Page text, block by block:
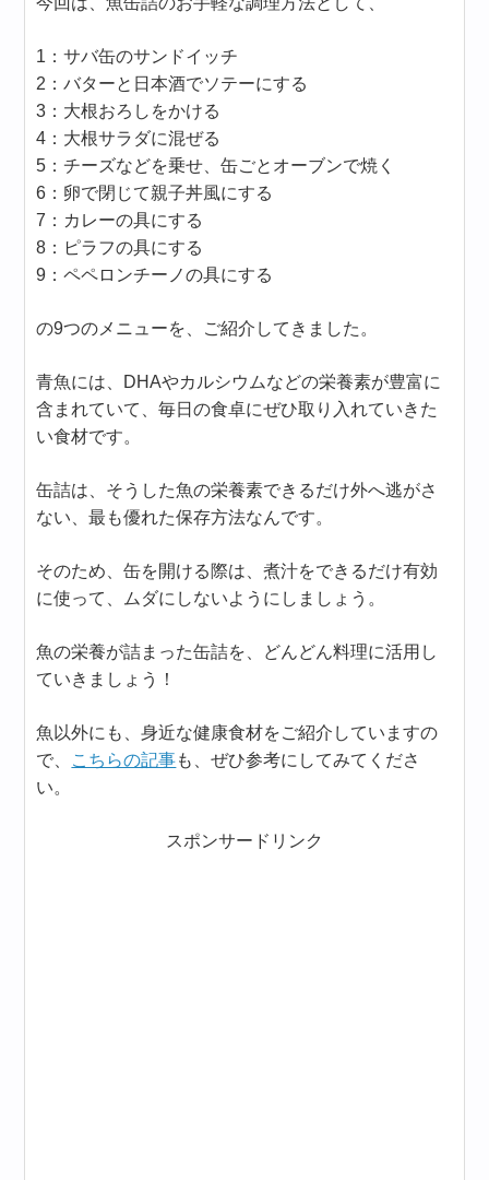
1：サバ缶のサンドイッチ
2：バターと日本酒でソテーにする
3：大根おろしをかける
4：大根サラダに混ぜる
5：チーズなどを乗せ、缶ごとオーブンで焼く
6：卵で閉じて親子丼風にする
7：カレーの具にする
8：ピラフの具にする
9：ペペロンチーノの具にする
の9つのメニューを、ご紹介してきました。
青魚には、DHAやカルシウムなどの栄養素が豊富に
含まれていて、毎日の食卓にぜひ取り入れていきた
い食材です。
缶詰は、そうした魚の栄養素できるだけ外へ逃がさ
ない、最も優れた保存方法なんです。
そのため、缶を開ける際は、煮汁をできるだけ有効
に使って、ムダにしないようにしましょう。
魚の栄養が詰まった缶詰を、どんどん料理に活用し
ていきましょう！
魚以外にも、身近な健康食材をご紹介していますの
で、 こちらの記事も、ぜひ参考にしてみてくださ
い。
スポンサードリンク